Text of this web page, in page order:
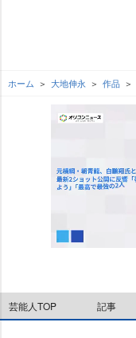
ホーム 大地伸永 作品
芸能人TOP 記事